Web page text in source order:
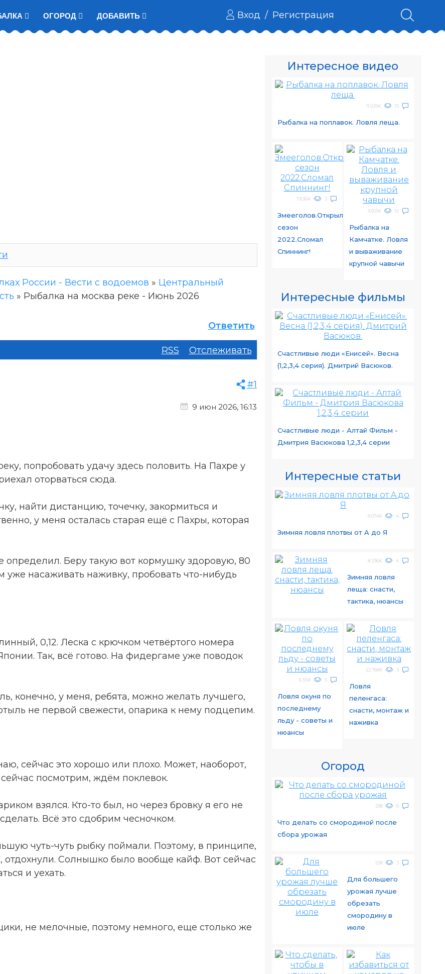
ОГОРОД ДОБАВИТЬ Вход / Регистрация
России - Вести с водоемов » Центральный
» Рыбалка на москва реке - Июнь 2026
Ответить
RSS Отслеживать
#1
9 июн 2026, 16:13
попробовать удачу здесь половить. На Пахре у
оторваться сюда.
найти дистанцию, точечку, закормиться и
у меня осталась старая ещё с Пахры, которая
определил. Беру такую вот кормушку здоровую, 80
насаживать наживку, пробовать что-нибудь
0,12. Леска с крючком четвёртого номера
Так, всё готово. На фидергаме уже поводок
конечно, у меня, ребята, можно желать лучшего,
не первой свежести, опарика к нему подцепим.
сейчас это хорошо или плохо. Может, наоборот,
посмотрим, ждём поклевок.
взялся. Кто-то был, но через бровку я его не
Всё это сдобрим чесночком.
чуть-чуть рыбку поймали. Поэтому, в принципе,
Солнышко было вообще кайф. Вот сейчас
и уехать.
не мелочные, поэтому немного, еще столько же
Интересное видео
11.025K 10
Рыбалка на поплавок. Ловля леща.
7.636K 3
Змееголов.Открыл
сезон
2022.Сломал
Спиннинг!
9.921K 10
Рыбалка на
Камчатке. Ловля
и вываживание
крупной чавычи
Интересные фильмы
Счастливые люди «Енисей». Весна
(1,2,3,4 серия). Дмитрий Васюков.
Счастливые люди - Алтай Фильм -
Дмитрия Васюкова 1,2,3,4 серии
Интересные статьи
9.074K 4
Зимняя ловля плотвы от A до Я
8.336K 4
Зимняя ловля
леща: снасти,
тактика, нюансы
6.55K 5
Ловля окуня по
последнему
льду - советы и
нюансы
22.768K 3
Ловля
пеленгаса:
снасти, монтаж и
наживка
Огород
298 6
Что делать со смородиной после
сбора урожая
538 3
Для большего
урожая лучше
обрезать
смородину в
июле